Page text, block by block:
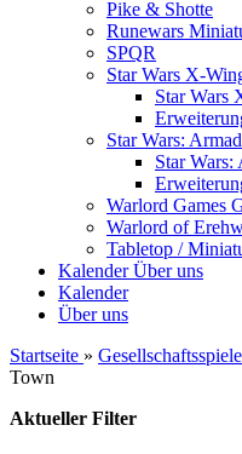
Pike & Shotte
Runewars
SPQR
Star Wars X-
Star Wars
Star Wars:
Star Wars:
Warlord Games
Warlord of
Tabletop /
KalenderÜber uns
Kalender
Über uns
Startseite » Gesellschaftsspiele
Town
Aktueller Filter